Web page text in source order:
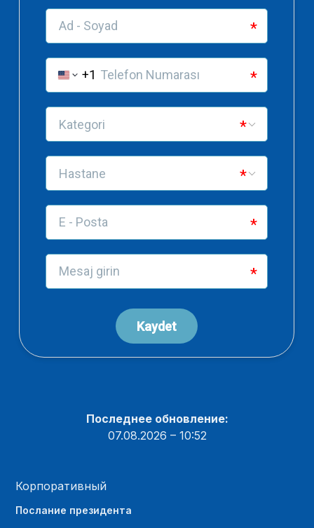
Последнее обновление:
07.08.2026 – 10:52
Корпоративный
Послание президента